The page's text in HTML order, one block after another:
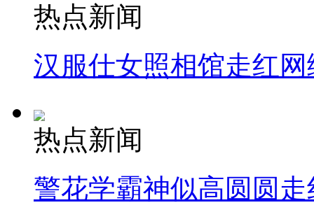
热点新闻
汉服仕女照相馆走红网
热点新闻
警花学霸神似高圆圆走